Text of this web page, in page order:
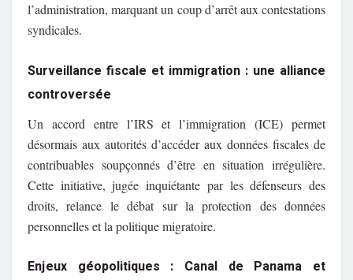
l’administration, marquant un coup d’arrêt aux contestations
syndicales.
Surveillance fiscale et immigration : une alliance
controversée
Un accord entre l’IRS et l’immigration (ICE) permet
désormais aux autorités d’accéder aux données fiscales de
contribuables soupçonnés d’être en situation irrégulière.
Cette initiative, jugée inquiétante par les défenseurs des
droits, relance le débat sur la protection des données
personnelles et la politique migratoire.
Enjeux géopolitiques : Canal de Panama et